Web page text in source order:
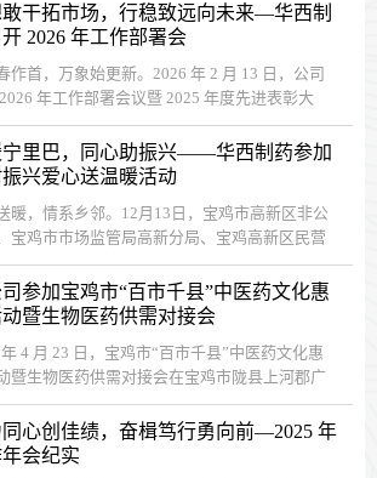
干拓市场，行稳致远向未来—华西制
2026 年工作部署会
作首，万象始更新。2026 年 2 月 13 日，公司
年工作部署会议暨 2025 年度先进表彰大
宁里巴，同心助振兴——华西制药参加
振兴爱心送温暖活动
暖，情系乡邻。12月13日，宝鸡市高新区非公
宝鸡市市场监管局高新分局、宝鸡高新区民营
会赴陈仓区赤沙镇宁里巴村组织开展“乡村振兴
温暖活动”。我公司捐赠价值12000元药品，慰
群众，助力乡村振兴。 ...
参加宝鸡市“百市千县”中医药文化惠
动暨生物医药供需对接会
4 月 23 日，宝鸡市“百市千县”中医药文化惠
暨生物医药供需对接会在宝鸡市陇县上河郡广
举办，我公司应邀参加。 ...
心创佳绩，奋楫笃行勇向前—2025 年
会纪实